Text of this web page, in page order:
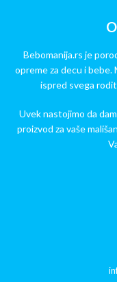
Bebomanija.rs je
opreme za decu i bebe.
ispred svega
Uvek nastojimo da
proizvod za vaše